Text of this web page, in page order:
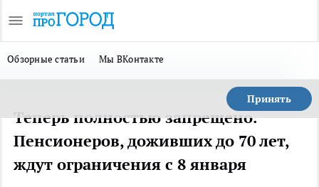
Обзорные статьи Мы ВКонтакте
Принять
Теперь полностью запрещено.
Пенсионеров, доживших до 70 лет,
ждут ограничения с 8 января